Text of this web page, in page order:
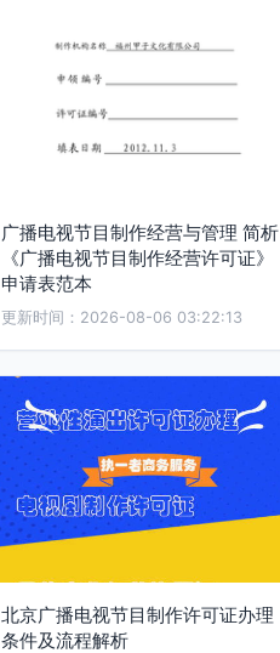
广播电视节目制作经营与管理 简析
《广播电视节目制作经营许可证》
申请表范本
更新时间：2026-08-06 03:22:13
北京广播电视节目制作许可证办理
条件及流程解析